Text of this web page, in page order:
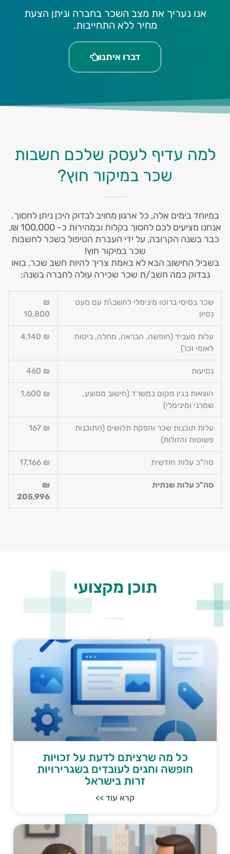
אנו נעריך את מצב השכר בחברה וניתן הצעת
מחיר ללא התחייבות.
דברו איתנו
למה עדיף לעסק שלכם חשבות
שכר במיקור חוץ?
במיוחד בימים אלה, כל ארגון מחויב לבדוק היכן ניתן לחסוך.
אנחנו מציעים לכם לחסוך בקלות ובמהירות כ- 100,000 ₪,
כבר בשנה הקרובה, על ידי העברת הטיפול בשכר לחשבות
שכר במיקור חוץ!
בשביל החישוב הבא לא באמת צריך להיות חשב שכר, בואו
נבדוק כמה חשב/ת שכר שכירה עולה לחברה בשנה:
שכר בסיסי ברוטו מינימלי לחשב\ת עם מעט
נסיון
₪
10,800
עלות מעביד (חופשה, הבראה, מחלה, ביטוח
לאומי וכו')
₪ 4,140
נסיעות ₪ 460
הוצאות בגין מקום במשרד (חישוב ממוצע,
שמרני ומינימלי)
₪ 1,600
עלות תוכנות שכר והפקת תלושים (התוכנות
פשוטות והזולות)
₪ 167
סה"כ עלות חודשית ₪ 17,166
סה"כ עלות שנתית
₪
205,996
תוכן מקצועי
כל מה שרציתם לדעת על זכויות
חופשה וחגים לעובדים בשגרירויות
זרות בישראל
קרא עוד >>